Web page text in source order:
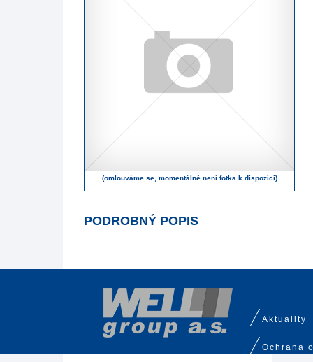
(omlouváme se, momentálně není fotka k dispozici)
PODROBNÝ POPIS
Aktuality
Ochrana